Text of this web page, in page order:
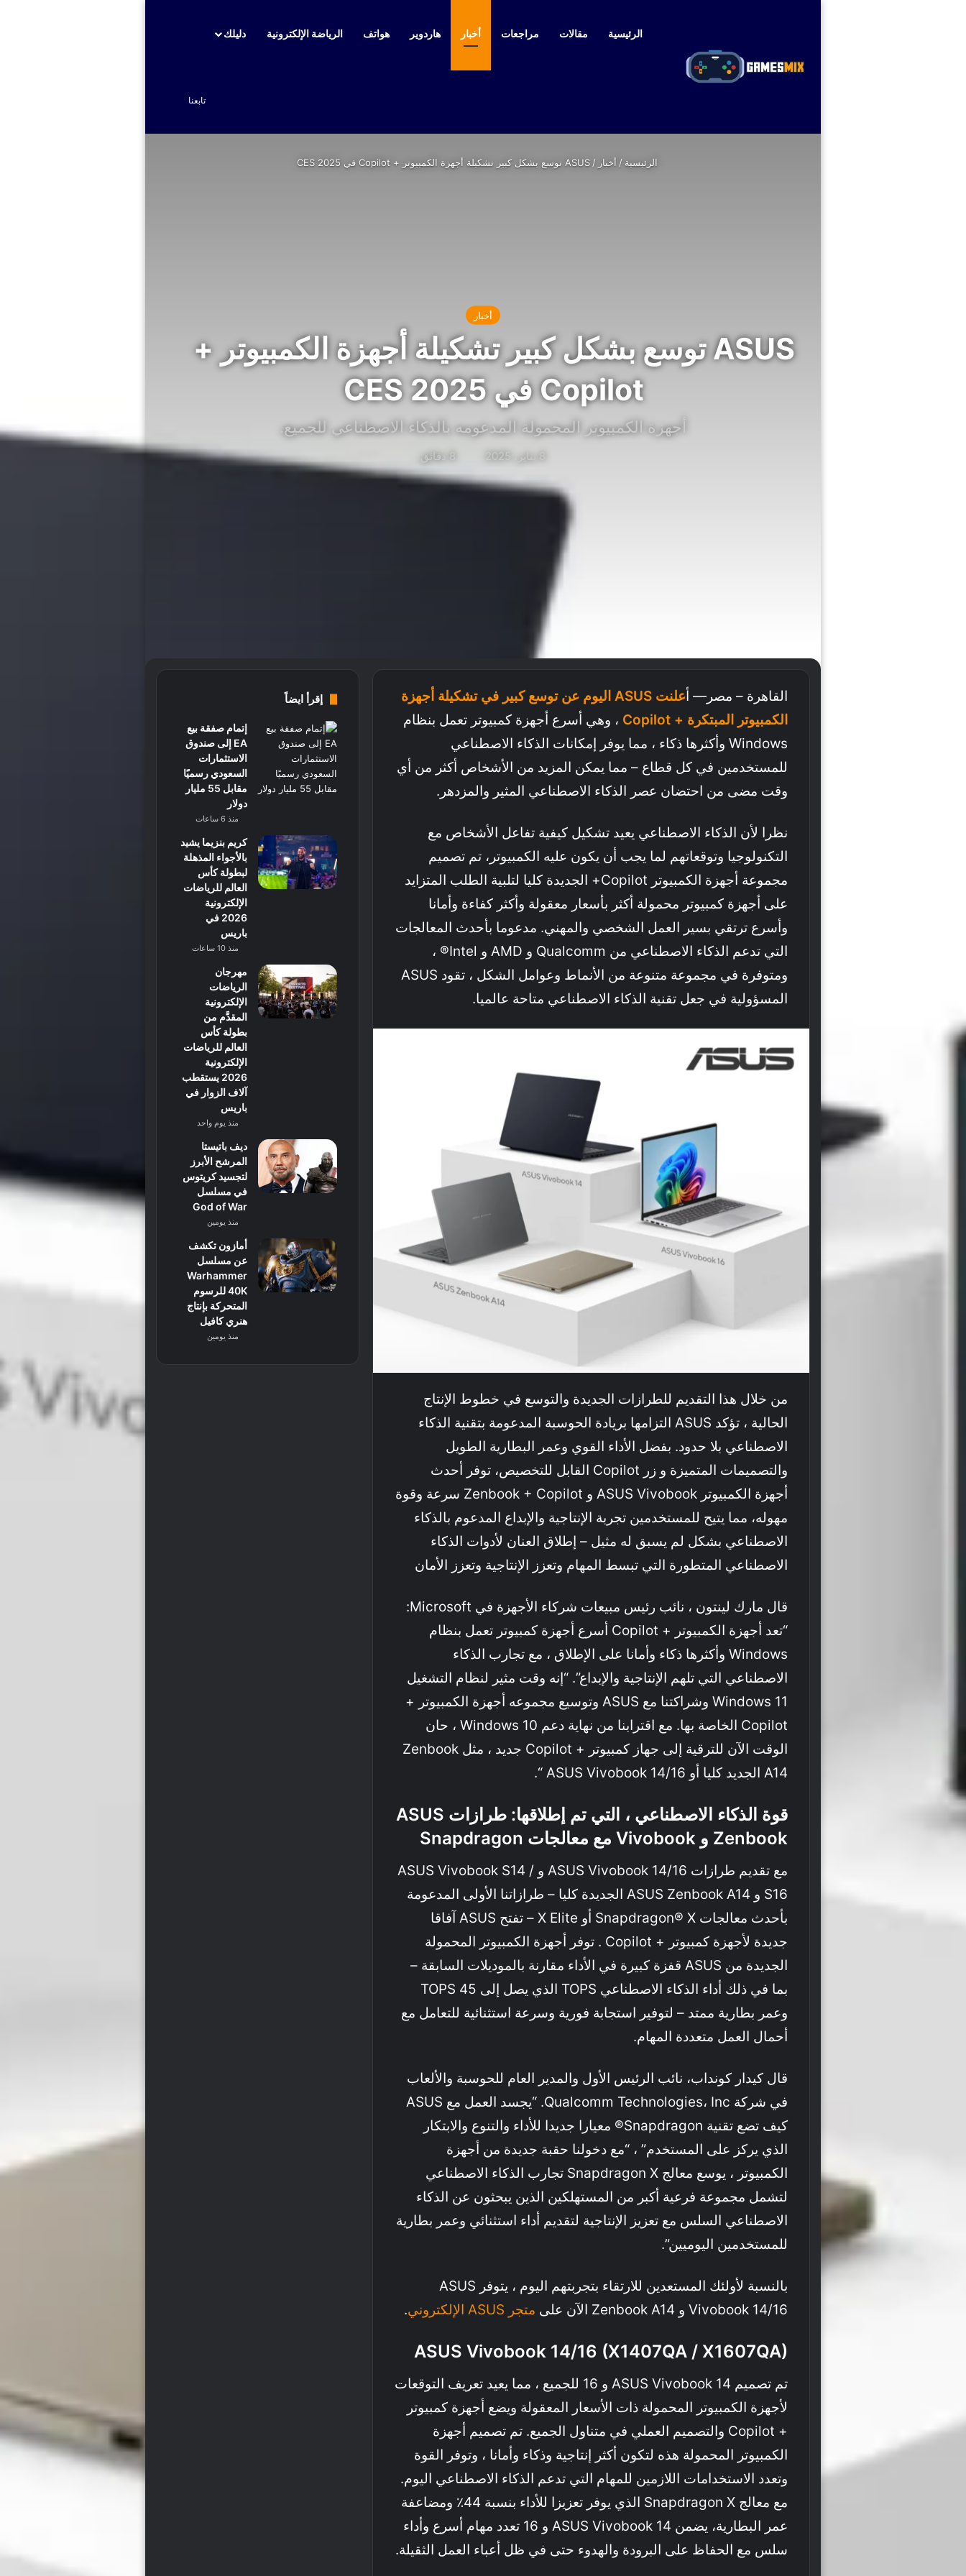
الرئيسية مقالات مراجعات أخبار هاردوير هواتف الرياضة الإلكترونية دليلك
تابعنا
الرئيسية / أخبار / ASUS توسع بشكل كبير تشكيلة أجهزة الكمبيوتر + Copilot في CES 2025
أخبار
ASUS توسع بشكل كبير تشكيلة أجهزة الكمبيوتر +
Copilot في CES 2025
أجهزة الكمبيوتر المحمولة المدعومه بالذكاء الاصطناعي للجميع.
8 يناير، 2025
القاهرة – مصر— أ
علنت ASUS اليوم عن توسع كبير في تشكيلة أجهزة
الكمبيوتر المبتكرة + Copilot
، وهي أسرع أجهزة كمبيوتر تعمل بنظام
Windows وأكثرها ذكاء ، مما يوفر إمكانات الذكاء الاصطناعي
للمستخدمين في كل قطاع – مما يمكن المزيد من الأشخاص أكثر من أي
وقت مضى من احتضان عصر الذكاء الاصطناعي المثير والمزدهر.
نظرا لأن الذكاء الاصطناعي يعيد تشكيل كيفية تفاعل الأشخاص مع
التكنولوجيا وتوقعاتهم لما يجب أن يكون عليه الكمبيوتر، تم تصميم
مجموعة أجهزة الكمبيوتر Copilot+ الجديدة كليا لتلبية الطلب المتزايد
على أجهزة كمبيوتر محمولة أكثر بأسعار معقولة وأكثر كفاءة وأمانا
وأسرع ترتقي بسير العمل الشخصي والمهني. مدعوما بأحدث المعالجات
التي تدعم الذكاء الاصطناعي من Qualcomm و AMD و Intel® ،
ومتوفرة في مجموعة متنوعة من الأنماط وعوامل الشكل ، تقود ASUS
المسؤولية في جعل تقنية الذكاء الاصطناعي متاحة عالميا.
من خلال هذا التقديم للطرازات الجديدة والتوسع في خطوط الإنتاج
الحالية ، تؤكد ASUS التزامها بريادة الحوسبة المدعومة بتقنية الذكاء
الاصطناعي بلا حدود. بفضل الأداء القوي وعمر البطارية الطويل
والتصميمات المتميزة و زر Copilot القابل للتخصيص، توفر أحدث
أجهزة الكمبيوتر ASUS Vivobook و Zenbook + Copilot سرعة وقوة
مهوله، مما يتيح للمستخدمين تجربة الإنتاجية والإبداع المدعوم بالذكاء
الاصطناعي بشكل لم يسبق له مثيل – إطلاق العنان لأدوات الذكاء
الاصطناعي المتطورة التي تبسط المهام وتعزز الإنتاجية وتعزز الأمان
قال مارك لينتون ، نائب رئيس مبيعات شركاء الأجهزة في Microsoft:
“تعد أجهزة الكمبيوتر + Copilot أسرع أجهزة كمبيوتر تعمل بنظام
Windows وأكثرها ذكاء وأمانا على الإطلاق ، مع تجارب الذكاء
الاصطناعي التي تلهم الإنتاجية والإبداع”. “إنه وقت مثير لنظام التشغيل
Windows 11 وشراكتنا مع ASUS وتوسيع مجموعه أجهزة الكمبيوتر +
Copilot الخاصة بها. مع اقترابنا من نهاية دعم Windows 10 ، حان
الوقت الآن للترقية إلى جهاز كمبيوتر + Copilot جديد ، مثل Zenbook
A14 الجديد كليا أو ASUS Vivobook 14/16 “.
قوة الذكاء الاصطناعي ، التي تم إطلاقها: طرازات ASUS
Zenbook و Vivobook مع معالجات Snapdragon
مع تقديم طرازات ASUS Vivobook 14/16 و ASUS Vivobook S14 /
S16 و ASUS Zenbook A14 الجديدة كليا – طرازاتنا الأولى المدعومة
بأحدث معالجات Snapdragon® X أو X Elite – تفتح ASUS آفاقا
جديدة لأجهزة كمبيوتر + Copilot . توفر أجهزة الكمبيوتر المحمولة
الجديدة من ASUS قفزة كبيرة في الأداء مقارنة بالموديلات السابقة –
بما في ذلك أداء الذكاء الاصطناعي TOPS الذي يصل إلى 45 TOPS
وعمر بطارية ممتد – لتوفير استجابة فورية وسرعة استثنائية للتعامل مع
أحمال العمل متعددة المهام.
قال كيدار كونداب، نائب الرئيس الأول والمدير العام للحوسبة والألعاب
في شركة Qualcomm Technologies، Inc. “يجسد العمل مع ASUS
كيف تضع تقنية Snapdragon® معيارا جديدا للأداء والتنوع والابتكار
الذي يركز على المستخدم” ، “مع دخولنا حقبة جديدة من أجهزة
الكمبيوتر ، يوسع معالج Snapdragon X تجارب الذكاء الاصطناعي
لتشمل مجموعة فرعية أكبر من المستهلكين الذين يبحثون عن الذكاء
الاصطناعي السلس مع تعزيز الإنتاجية لتقديم أداء استثنائي وعمر بطارية
للمستخدمين اليوميين”.
بالنسبة لأولئك المستعدين للارتقاء بتجربتهم اليوم ، يتوفر ASUS
Vivobook 14/16 و Zenbook A14 الآن على
متجر ASUS الإلكتروني.
ASUS Vivobook 14/16 (X1407QA / X1607QA)
تم تصميم ASUS Vivobook 14 و 16 للجميع ، مما يعيد تعريف التوقعات
لأجهزة الكمبيوتر المحمولة ذات الأسعار المعقولة ويضع أجهزة كمبيوتر
+ Copilot والتصميم العملي في متناول الجميع. تم تصميم أجهزة
الكمبيوتر المحمولة هذه لتكون أكثر إنتاجية وذكاء وأمانا ، وتوفر القوة
وتعدد الاستخدامات اللازمين للمهام التي تدعم الذكاء الاصطناعي اليوم.
مع معالج Snapdragon X الذي يوفر تعزيزا للأداء بنسبة 44٪ ومضاعفة
عمر البطارية، يضمن ASUS Vivobook 14 و 16 تعدد مهام أسرع وأداء
سلس مع الحفاظ على البرودة والهدوء حتى في ظل أعباء العمل الثقيلة.
إقرأ ايضاً
إتمام صفقة بيع
EA إلى صندوق
الاستثمارات
السعودي رسميًا
مقابل 55 مليار
دولار
منذ 6 ساعات
كريم بنزيما يشيد
بالأجواء المذهلة
لبطولة كأس
العالم للرياضات
الإلكترونية
2026 في
باريس
منذ 10 ساعات
مهرجان
الرياضات
الإلكترونية
المقدَّم من
بطولة كأس
العالم للرياضات
الإلكترونية
2026 يستقطب
آلاف الزوار في
باريس
منذ يوم واحد
ديف باتيستا
المرشح الأبرز
لتجسيد كريتوس
في مسلسل
God of War
منذ يومين
أمازون تكشف
عن مسلسل
Warhammer
40K للرسوم
المتحركة بإنتاج
هنري كافيل
منذ يومين